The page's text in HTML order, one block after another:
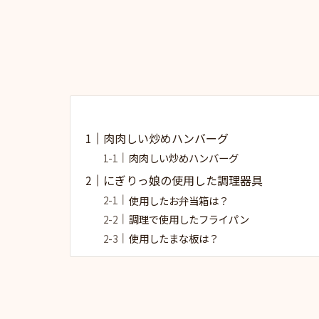
肉肉しい炒めハンバーグ
肉肉しい炒めハンバーグ
にぎりっ娘の使用した調理器具
使用したお弁当箱は？
調理で使用したフライパン
使用したまな板は？